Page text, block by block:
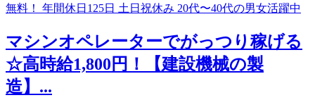
マシンオペレーターでがっつり稼げる
☆高時給1,800円！【建設機械の製
造】...